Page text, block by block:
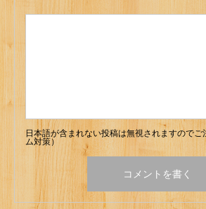
日本語が含まれない投稿は無視されますので
ム対策）